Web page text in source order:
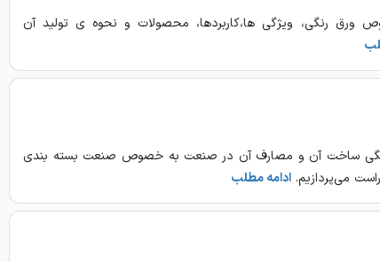
رنگی، ویژگی ها،کاربردها، محصولات و نحوه ی تولید آن
ساخت آن و مصارف آن در صنعت به خصوص صنعت بسته بندی
می‌پردازیم. ادامه مطلب